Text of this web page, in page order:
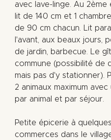
avec lave-linge. Au 2ème
lit de 140 cm et 1
de 90 cm chacun. Lit
l'avant, aux beaux jours,
de jardin, barbecue. Le
commune (possibilité de
mais pas d'y stationner).
2 animaux maximum
par animal et par séjour.
Petite épicerie à
commerces dans le